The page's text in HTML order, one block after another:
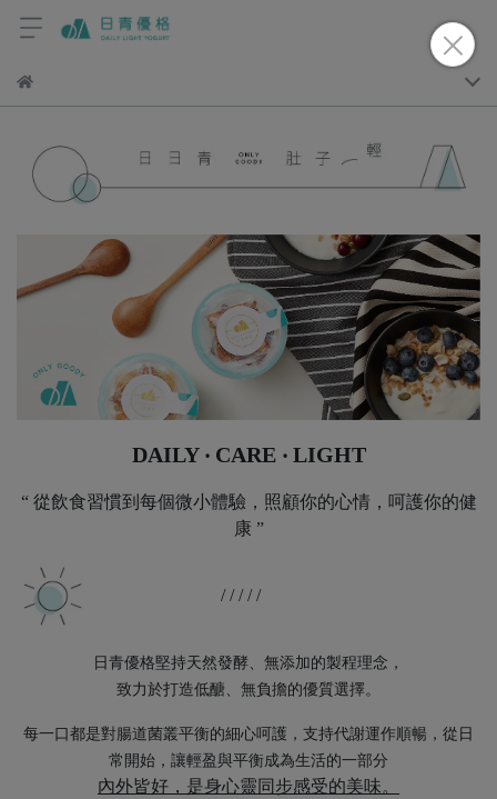
DAILY ‧ CARE ‧ LIGHT
“ 從飲食習慣到每個微小體驗，照顧你的心情， 呵護你的健
康 ”
/ / / / /
日青優格堅持天然發酵、無添加的製程理念，
致力於打造低醣、無負擔的優質選擇。
每一口都是對腸道菌叢平衡的細心呵護，支持代謝運作順暢，從日
常開始，讓輕盈與平衡成為生活的一部分
內外皆好，是身心靈同步感受的美味。